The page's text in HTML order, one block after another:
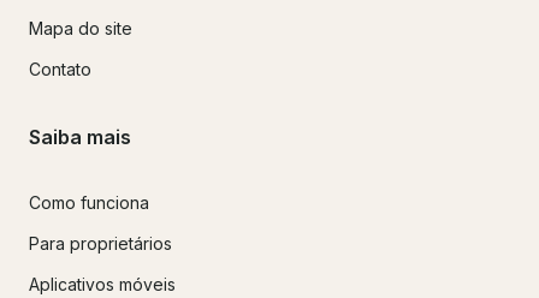
Mapa do site
Contato
Saiba mais
Como funciona
Para proprietários
Aplicativos móveis